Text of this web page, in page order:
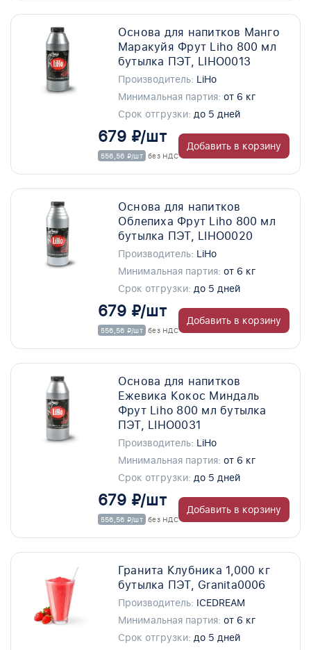
Основа для напитков Манго
Маракуйя Фрут Liho 800 мл
бутылка ПЭТ, LIHO0013
Производитель: LiHo
Минимальная партия: от 6 кг
Срок отгрузки: до 5 дней
679 ₽/шт
556,56 ₽/шт без НДС
Добавить в корзину
Основа для напитков
Облепиха Фрут Liho 800 мл
бутылка ПЭТ, LIHO0020
Производитель: LiHo
Минимальная партия: от 6 кг
Срок отгрузки: до 5 дней
679 ₽/шт
556,56 ₽/шт без НДС
Добавить в корзину
Основа для напитков
Ежевика Кокос Миндаль
Фрут Liho 800 мл бутылка
ПЭТ, LIHO0031
Производитель: LiHo
Минимальная партия: от 6 кг
Срок отгрузки: до 5 дней
679 ₽/шт
556,56 ₽/шт без НДС
Добавить в корзину
Гранита Клубника 1,000 кг
бутылка ПЭТ, Granita0006
Производитель: ICEDREAM
Минимальная партия: от 6 кг
Срок отгрузки: до 5 дней